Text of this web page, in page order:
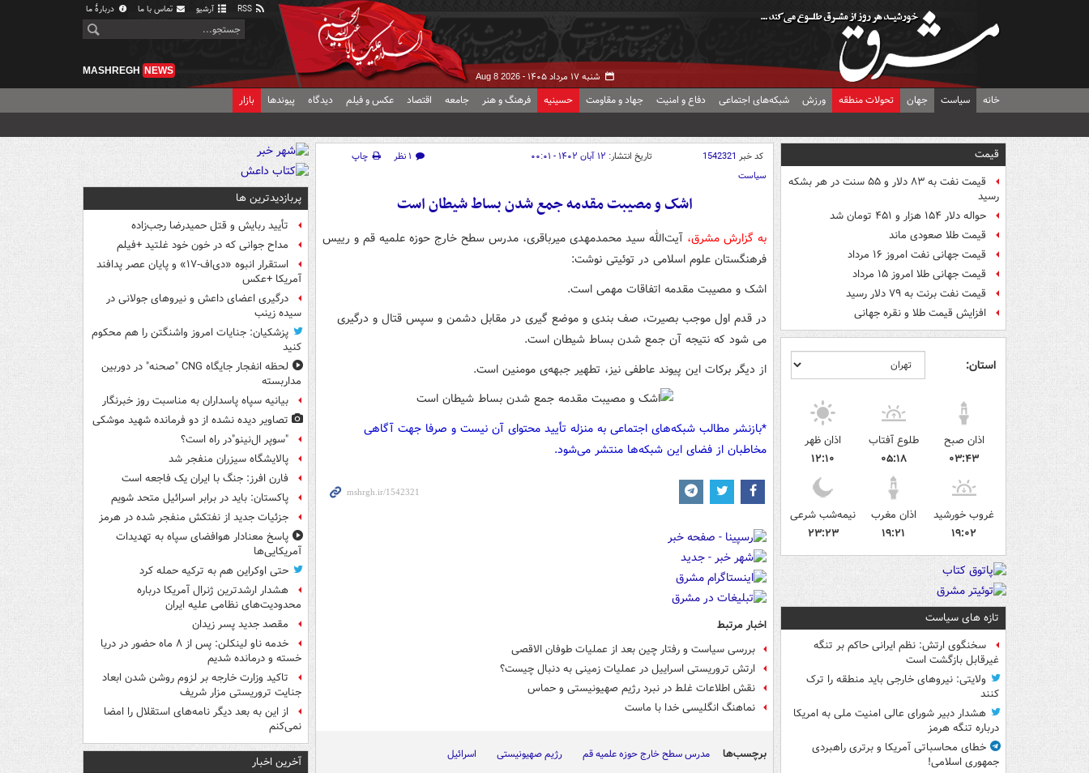
آرشیو تماس با ما دربارهٔ ما
شنبه ۱۷ مرداد ۱۴۰۵ - Aug 8 2026
MASHREGH NEWS
خانه سیاست جهان تحولات منطقه ورزش شبکه‌های اجتماعی دفاع و امنیت جهاد و مقاومت حسینیه فرهنگ و هنر جامعه اقتصاد عکس و فیلم دیدگاه پیوندها بازار
قیمت
قیمت نفت به ۸۳ دلار و ۵۵ سنت در هر بشکه
رسید
حواله دلار ۱۵۴ هزار و ۴۵۱ تومان شد
قیمت طلا صعودی ماند
قیمت جهانی نفت امروز ۱۶ مرداد
قیمت جهانی طلا امروز ۱۵ مرداد
قیمت نفت برنت به ۷۹ دلار رسید
افزایش قیمت طلا و نقره جهانی
استان:
اذان صبح
۰۳:۴۳
طلوع آفتاب
۰۵:۱۸
اذان ظهر
۱۲:۱۰
غروب خورشید
۱۹:۰۲
اذان مغرب
۱۹:۲۱
نیمه‌شب شرعی
۲۳:۲۳
تازه های سیاست
سخنگوی ارتش: نظم ایرانی حاکم بر تنگه
غیرقابل بازگشت است
ولایتی: نیروهای خارجی باید منطقه را ترک
کنند
هشدار دبیر شورای عالی امنیت ملی به امریکا
درباره تنگه هرمز
خطای محاسباتی آمریکا و برتری راهبردی
جمهوری اسلامی!
کد خبر 1542321 تاریخ انتشار: ۱۲ آبان ۱۴۰۲ - ۰۰:۰۱ ۱ نظر
چاپ
سیاست
اشک و مصیبت مقدمه جمع شدن بساط شیطان است
به گزارش مشرق، آیت‌الله سید محمدمهدی میرباقری، مدرس سطح خارج حوزه علمیه قم و رییس
فرهنگستان علوم اسلامی در توئیتی نوشت:
اشک و مصیبت مقدمه اتفاقات مهمی است.
در قدم اول موجب بصیرت، صف بندی و موضع گیری در مقابل دشمن و سپس قتال و درگیری
می شود که نتیجه آن جمع شدن بساط شیطان است.
از دیگر برکات این پیوند عاطفی نیز، تطهیر جبهه‌ی مومنین است.
*بازنشر مطالب شبکه‌های اجتماعی به منزله تأیید محتوای آن نیست و صرفا جهت آگاهی
مخاطبان از فضای این شبکه‌ها منتشر می‌شود.
اخبار مرتبط
بررسی سیاست و رفتار چین بعد از عملیات طوفان الاقصی
ارتش تروریستی اسراییل در عملیات زمینی به دنبال چیست؟
نقش اطلاعات غلط در نبرد رژیم صهیونیستی و حماس
نماهنگ انگلیسی خدا با ماست
برچسب‌ها مدرس سطح خارج حوزه علمیه قم رژیم صهیونیستی اسرائیل
پربازدیدترین ها
تأیید ربایش و قتل حمیدرضا رجب‌زاده
مداح جوانی که در خون خود غلتید +فیلم
استقرار انبوه «دی‌اف‑۱۷» و پایان عصر پدافند
آمریکا +عکس
درگیری اعضای داعش و نیروهای جولانی در
سیده زینب
پزشکیان: جنایات امروز واشنگتن را هم محکوم
کنید
لحظه انفجار جایگاه CNG "صحنه" در دوربین
مداربسته
بیانیه سپاه پاسداران به مناسبت روز خبرنگار
تصاویر دیده‌ نشده از دو فرمانده شهید موشکی
"سوپر ال‌نینو"در راه است؟
پالایشگاه سیزران منفجر شد
فارن افرز: جنگ با ایران یک فاجعه است
پاکستان: باید در برابر اسرائیل متحد شویم
جزئیات جدید از نفتکش منفجر شده در هرمز
پاسخ معنادار هوافضای سپاه به تهدیدات
آمریکایی‌ها
حتی اوکراین هم به ترکیه حمله کرد
هشدار ارشدترین ژنرال آمریکا درباره
محدودیت‌های نظامی علیه ایران
مقصد جدید پسر زیدان
خدمه ناو لینکلن: پس از ۸ ماه حضور در دریا
خسته و درمانده‌ شدیم
تاکید وزارت خارجه بر لزوم روشن شدن ابعاد
جنایت تروریستی مزار شریف
از این به بعد دیگر نامه‌های استقلال را امضا
نمی‌کنم
آخرین اخبار